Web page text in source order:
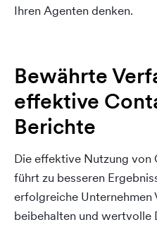
Ihren Agenten denken.
Bewährte
effektive
Berichte
Die effektive Nutzung
führt zu besseren
erfolgreiche Unternehmen
beibehalten und wertvolle